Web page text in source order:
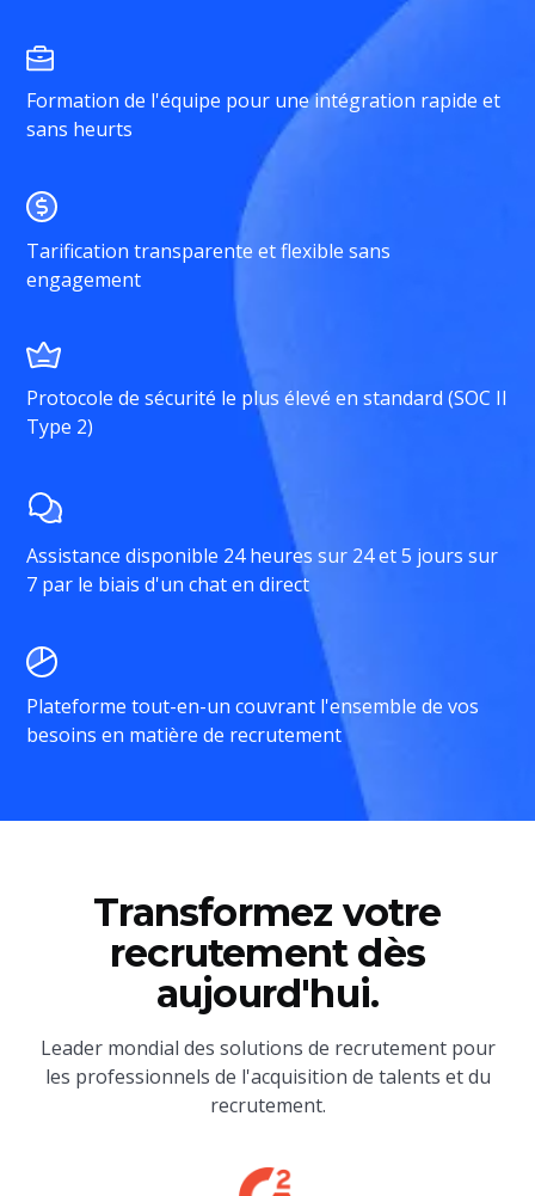
Formation de l'équipe pour une intégration rapide et
sans heurts
Tarification transparente et flexible sans
engagement
Protocole de sécurité le plus élevé en standard (SOC II
Type 2)
Assistance disponible 24 heures sur 24 et 5 jours sur
7 par le biais d'un chat en direct
Plateforme tout-en-un couvrant l'ensemble de vos
besoins en matière de recrutement
Transformez votre
recrutement dès
aujourd'hui.
Leader mondial des solutions de recrutement pour
les professionnels de l'acquisition de talents et du
recrutement.